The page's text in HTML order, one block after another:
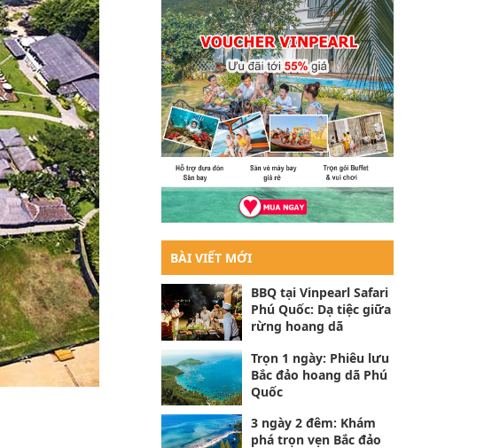
BÀI VIẾT MỚI
BBQ tại Vinpearl Safari
Phú Quốc: Dạ tiệc giữa
rừng hoang dã
Trọn 1 ngày: Phiêu lưu
Bắc đảo hoang dã Phú
Quốc
3 ngày 2 đêm: Khám
phá trọn vẹn Bắc đảo